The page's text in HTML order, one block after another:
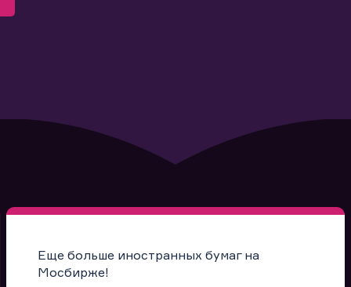
Еще больше иностранных бумаг на
Мосбирже!